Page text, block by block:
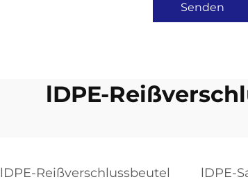
Senden
lDPE-
lDPE-Reißverschlussbeutel lDPE-